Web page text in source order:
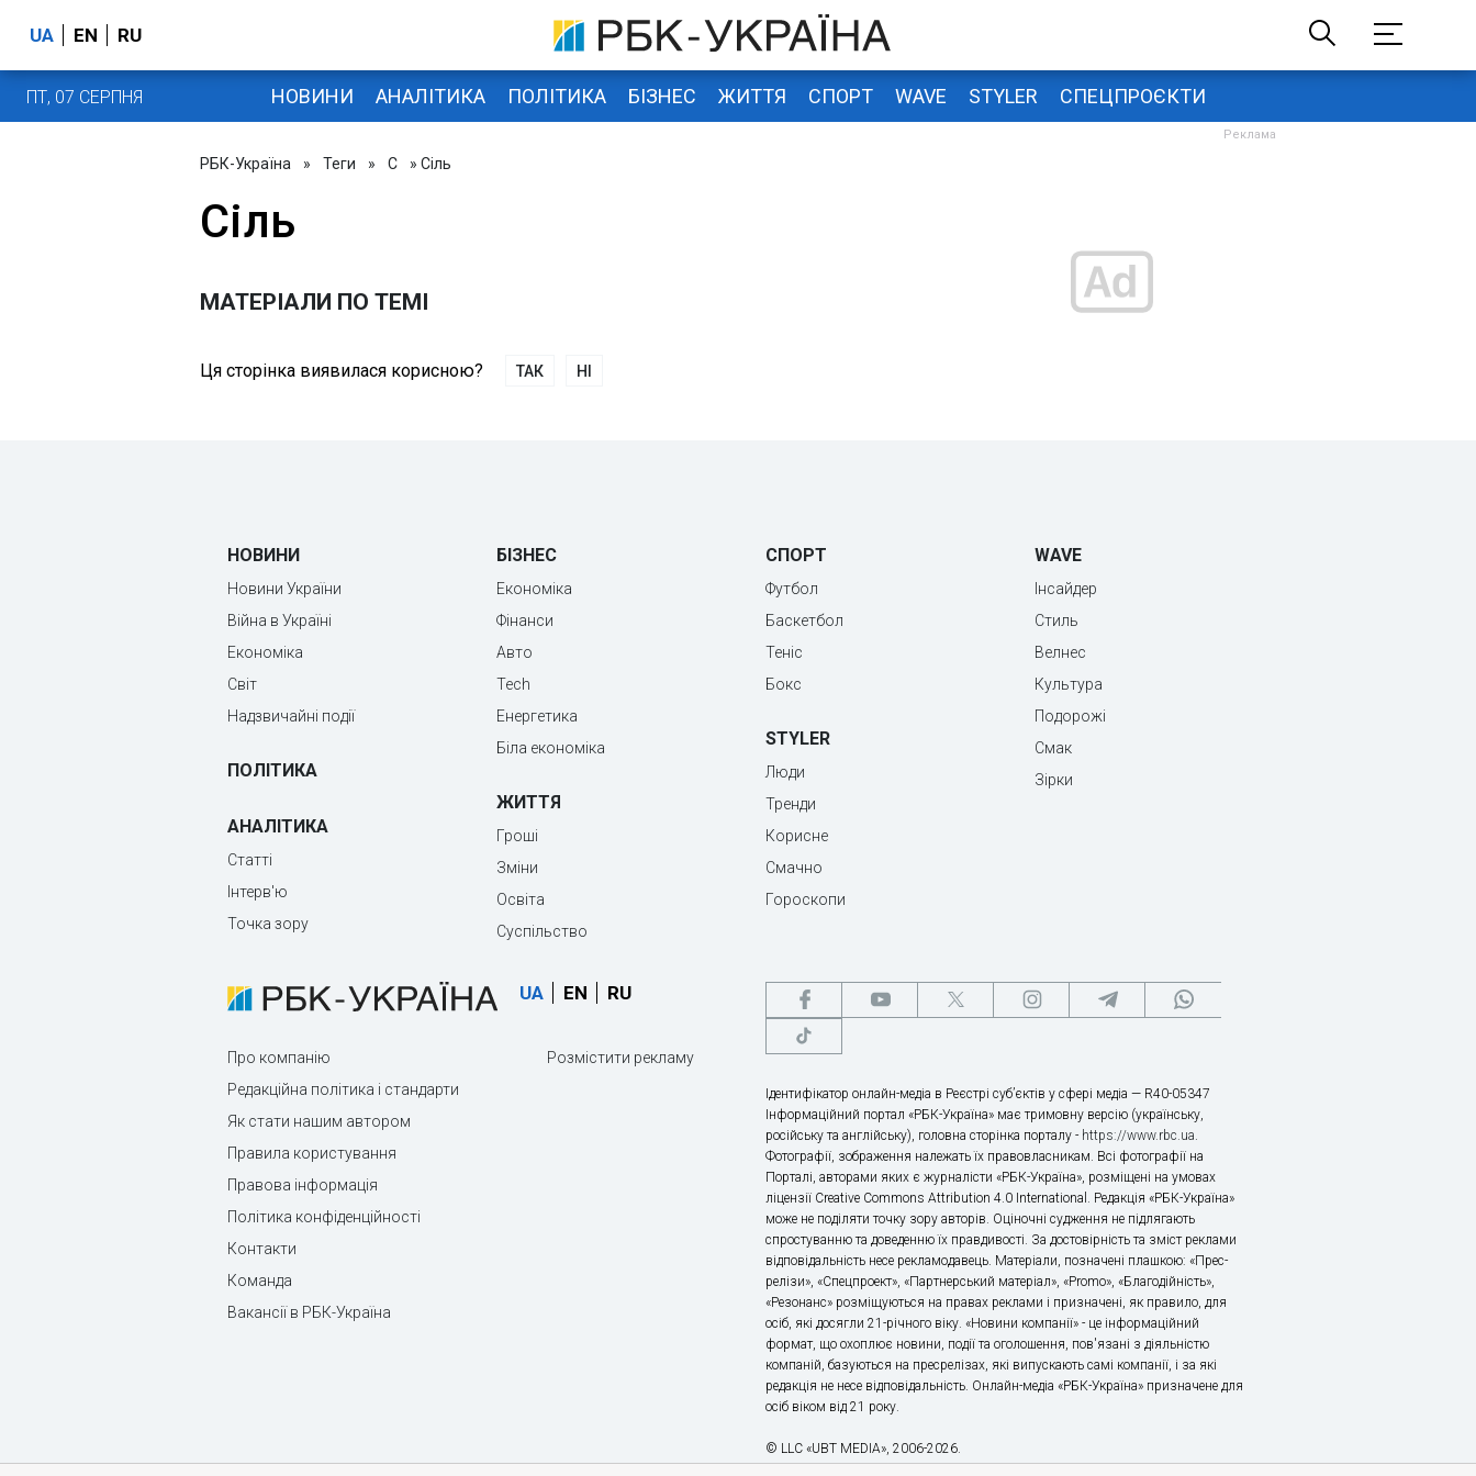
UA EN RU
ПТ, 07 СЕРПНЯ НОВИНИ АНАЛІТИКА ПОЛІТИКА БІЗНЕС ЖИТТЯ СПОРТ WAVE STYLER СПЕЦПРОЄКТИ
РБК-Україна » Теги » С » Сіль
Сіль
МАТЕРІАЛИ ПО ТЕМІ
Ця сторінка виявилася корисною? ТАК НІ
НОВИНИ
Новини України
Війна в Україні
Економіка
Світ
Надзвичайні події
ПОЛІТИКА
АНАЛІТИКА
Статті
Інтерв'ю
Точка зору
БІЗНЕС
Економіка
Фінанси
Авто
Tech
Енергетика
Біла економіка
ЖИТТЯ
Гроші
Зміни
Освіта
Суспільство
СПОРТ
Футбол
Баскетбол
Теніс
Бокс
STYLER
Люди
Тренди
Корисне
Смачно
Гороскопи
WAVE
Інсайдер
Стиль
Велнес
Культура
Подорожі
Смак
Зірки
UA EN RU
Про компанію
Редакційна політика і стандарти
Як стати нашим автором
Правила користування
Правова інформація
Політика конфіденційності
Контакти
Команда
Вакансії в РБК-Україна
Розмістити рекламу
Ідентифікатор онлайн-медіа в Реєстрі суб’єктів у сфері медіа — R40-05347
Інформаційний портал «РБК-Україна» має тримовну версію (українську,
російську та англійську), головна сторінка порталу - https://www.rbc.ua.
Фотографії, зображення належать їх правовласникам. Всі фотографії на
Порталі, авторами яких є журналісти «РБК-Україна», розміщені на умовах
ліцензії Creative Commons Attribution 4.0 International. Редакція «РБК-Україна»
може не поділяти точку зору авторів. Оціночні судження не підлягають
спростуванню та доведенню їх правдивості. За достовірність та зміст реклами
відповідальність несе рекламодавець. Матеріали, позначені плашкою: «Прес-
релізи», «Спецпроект», «Партнерський матеріал», «Promo», «Благодійність»,
«Резонанс» розміщуються на правах реклами і призначені, як правило, для
осіб, які досягли 21-річного віку. «Новини компанії» - це інформаційний
формат, що охоплює новини, події та оголошення, пов'язані з діяльністю
компаній, базуються на пресрелізах, які випускають самі компанії, і за які
редакція не несе відповідальність. Онлайн-медіа «РБК-Україна» призначене для
осіб віком від 21 року.
© LLC «UBT MEDIA», 2006-2026.